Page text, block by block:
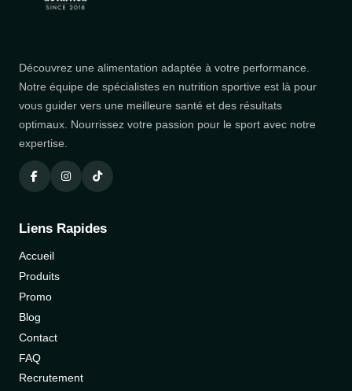
Découvrez une alimentation adaptée à votre performance.
Notre équipe de spécialistes en nutrition sportive est là pour
vous guider vers une meilleure santé et des résultats
optimaux. Nourrissez votre passion pour le sport avec notre
expertise.
Liens Rapides
Accueil
Produits
Promo
Blog
Contact
FAQ
Recrutement